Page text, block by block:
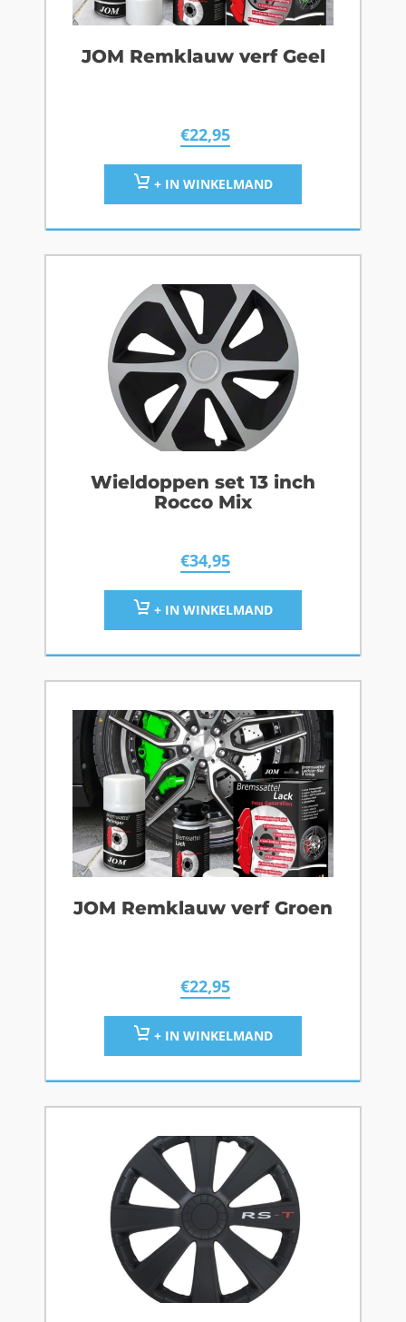
JOM Remklauw verf Geel
€22,95
+ IN WINKELMAND
Wieldoppen set 13 inch
Rocco Mix
€34,95
+ IN WINKELMAND
JOM Remklauw verf Groen
€22,95
+ IN WINKELMAND